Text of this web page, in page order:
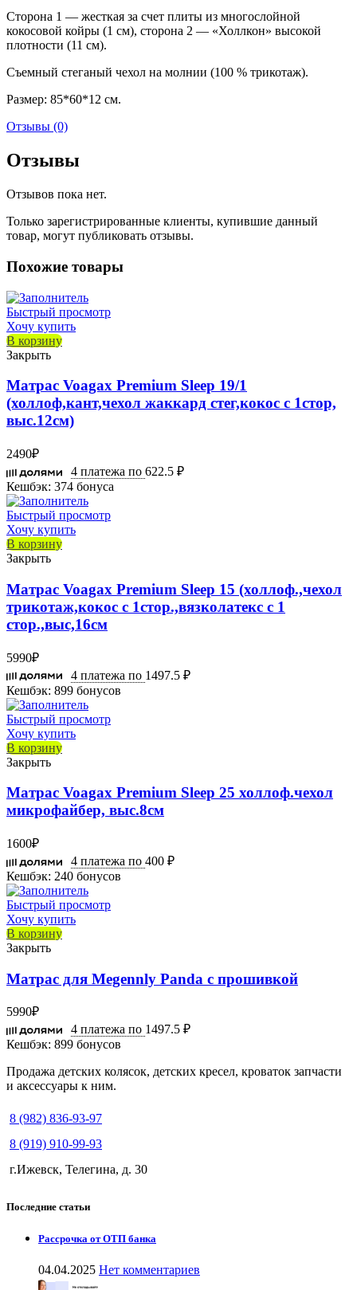
Сторона 1 — жесткая за счет плиты из многослойной
кокосовой койры (1 см), сторона 2 — «Холлкон» высокой
плотности (11 см).
Съемный стеганый чехол на молнии (100 % трикотаж).
Размер: 85*60*12 см.
Отзывы (0)
Отзывы
Отзывов пока нет.
Только зарегистрированные клиенты, купившие данный
товар, могут публиковать отзывы.
Похожие товары
Быстрый просмотр
Хочу купить
В корзину
Закрыть
Матрас Voagax Premium Sleep 19/1
(холлоф,кант,чехол жаккард стег,кокос с 1стор,
выс.12см)
2490₽
4 платежа по 622.5 ₽
Кешбэк: 374 бонуса
Быстрый просмотр
Хочу купить
В корзину
Закрыть
Матрас Voagax Premium Sleep 15 (холлоф.,чехол
трикотаж,кокос с 1стор.,вязколатекс с 1
стор.,выс,16см
5990₽
4 платежа по 1497.5 ₽
Кешбэк: 899 бонусов
Быстрый просмотр
Хочу купить
В корзину
Закрыть
Матрас Voagax Premium Sleep 25 холлоф.чехол
микрофайбер, выс.8см
1600₽
4 платежа по 400 ₽
Кешбэк: 240 бонусов
Быстрый просмотр
Хочу купить
В корзину
Закрыть
Матрас для Megennly Panda с прошивкой
5990₽
4 платежа по 1497.5 ₽
Кешбэк: 899 бонусов
Продажа детских колясок, детских кресел, кроваток запчасти
и аксессуары к ним.
8 (982) 836-93-97
8 (919) 910-99-93
г.Ижевск, Телегина, д. 30
Последние статьи
Рассрочка от ОТП банка
04.04.2025 Нет комментариев